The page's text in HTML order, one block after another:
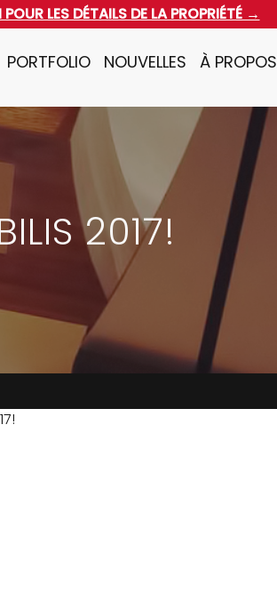
LES DÉTAILS DE LA PROPRIÉTÉ →
PORTFOLIO NOUVELLES À PROPOS
2017!